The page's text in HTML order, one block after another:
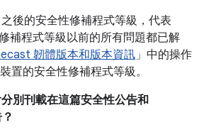
後的安全性修補程式等級，代表
補程式等級以前的所有問題都已解
韌體版本和版本資訊」中的操作
置的安全性修補程式等級。
別刊載在這篇安全性公告和